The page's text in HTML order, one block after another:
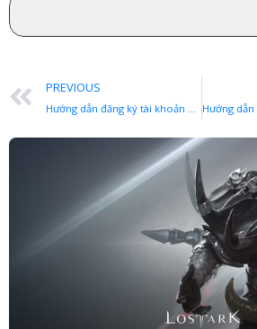
PREVIOUS
Hướng dẫn đăng ký tài khoản Steam US (United States) để mở khóa và chơi các game quốc tế